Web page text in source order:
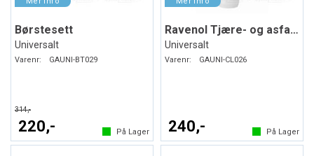
Børstesett
Universalt
Varenr: GAUNI-BT029
314,-
220,- På Lager
Ravenol Tjære- og asfaltfjerner
Universalt
Varenr: GAUNI-CL026
240,- På Lager